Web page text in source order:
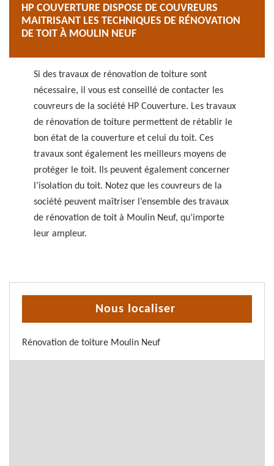
HP COUVERTURE DISPOSE DE COUVREURS
MAITRISANT LES TECHNIQUES DE RÉNOVATION
DE TOIT À MOULIN NEUF
Si des travaux de rénovation de toiture sont
nécessaire, il vous est conseillé de contacter les
couvreurs de la société HP Couverture. Les travaux
de rénovation de toiture permettent de rétablir le
bon état de la couverture et celui du toit. Ces
travaux sont également les meilleurs moyens de
protéger le toit. Ils peuvent également concerner
l’isolation du toit. Notez que les couvreurs de la
société peuvent maîtriser l’ensemble des travaux
de rénovation de toit à Moulin Neuf, qu’importe
leur ampleur.
Nous localiser
Rénovation de toiture Moulin Neuf